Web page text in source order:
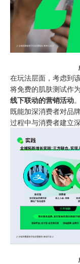
在玩法层面，考虑到
将免费的肌肤测试作
线下联动的营销活动
既能加深消费者对品
过程中与消费者建立深